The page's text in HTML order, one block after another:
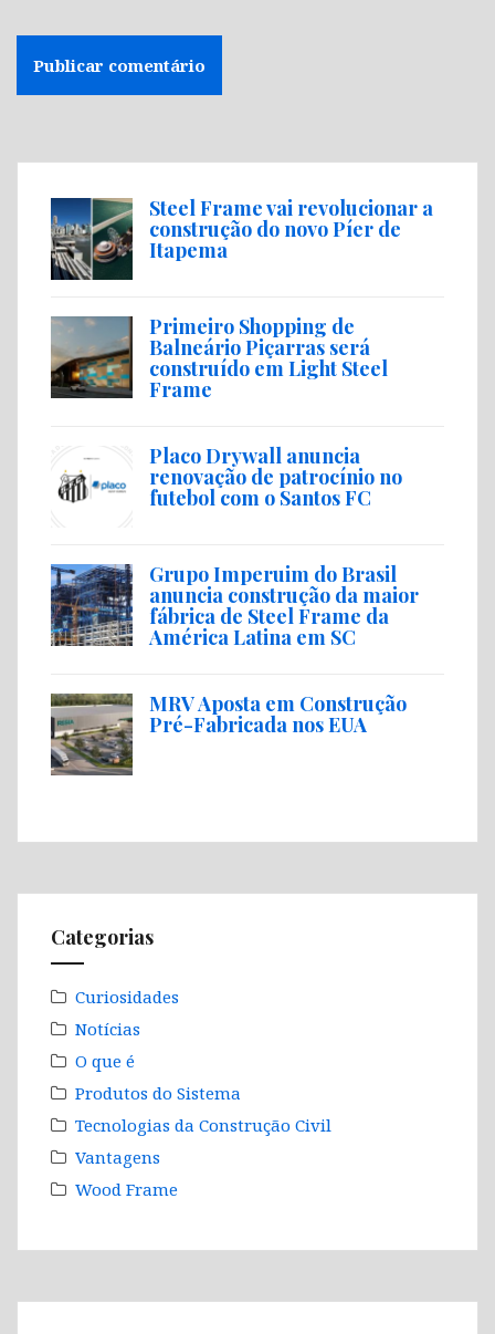
Steel Frame vai revolucionar a
construção do novo Píer de
Itapema
Primeiro Shopping de
Balneário Piçarras será
construído em Light Steel
Frame
Placo Drywall anuncia
renovação de patrocínio no
futebol com o Santos FC
Grupo Imperuim do Brasil
anuncia construção da maior
fábrica de Steel Frame da
América Latina em SC
MRV Aposta em Construção
Pré-Fabricada nos EUA
Categorias
Curiosidades
Notícias
O que é
Produtos do Sistema
Tecnologias da Construção Civil
Vantagens
Wood Frame